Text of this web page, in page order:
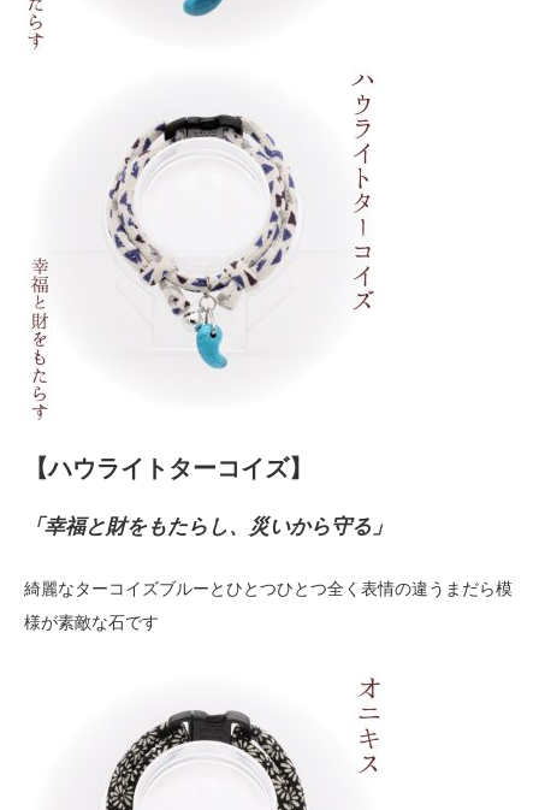
【ハウライトターコイズ】
「幸福と財をもたらし、災いから守る」
綺麗なターコイズブルーとひとつひとつ全く表情の違うまだら模
様が素敵な石です